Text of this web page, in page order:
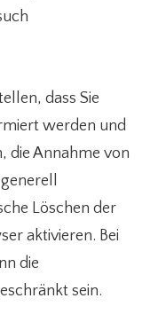
dass Sie
werden und
die Annahme von
Löschen der
aktivieren. Bei
die
sein.